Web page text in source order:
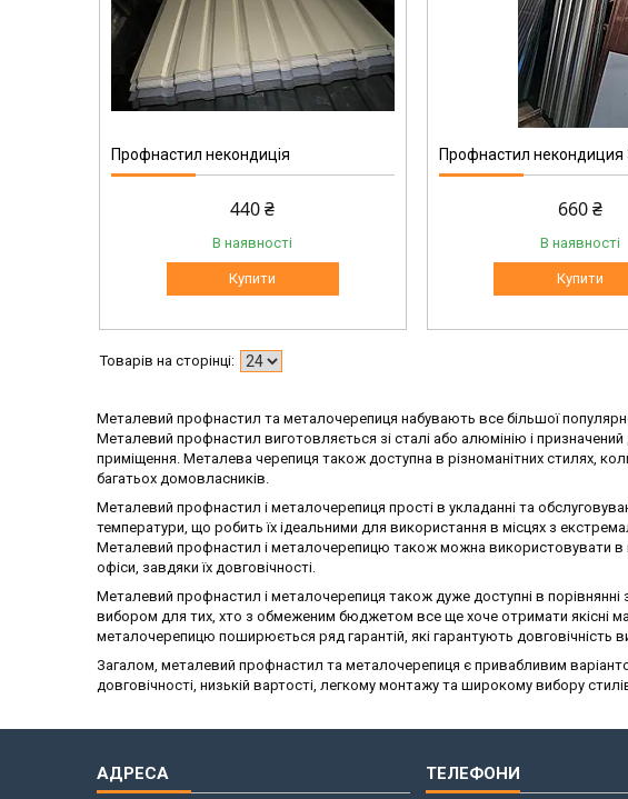
Профнастил некондиція
440 ₴
В наявності
Купити
1245-10
Профнастил некондиция
660 ₴
В наявності
Купити
Металевий профнастил та металочерепиця набувають все більшої
Металевий профнастил виготовляється зі сталі або алюмінію і призначений
приміщення. Металева черепиця також доступна в різноманітних стилях,
багатьох домовласників.
Металевий профнастил і металочерепиця прості в укладанні та
температури, що робить їх ідеальними для використання в місцях з
Металевий профнастил і металочерепицю також можна використовувати в
офіси, завдяки їх довговічності.
Металевий профнастил і металочерепиця також дуже доступні в порівнянні
вибором для тих, хто з обмеженим бюджетом все ще хоче отримати якісні
металочерепицю поширюється ряд гарантій, які гарантують довговічність
Загалом, металевий профнастил та металочерепиця є привабливим
довговічності, низькій вартості, легкому монтажу та широкому вибору